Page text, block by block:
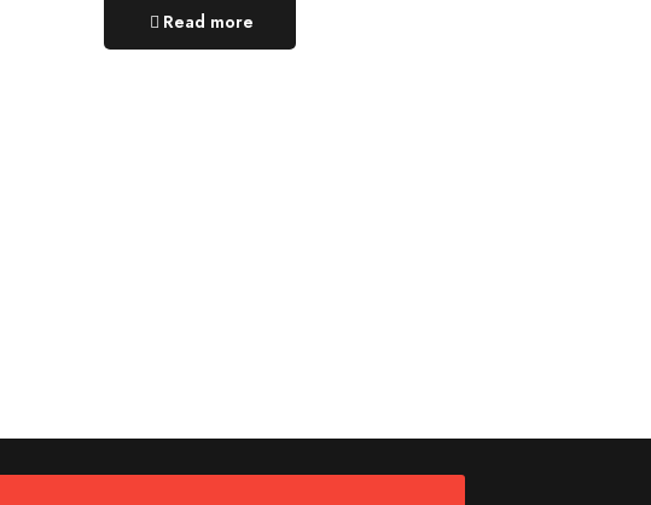
Read more